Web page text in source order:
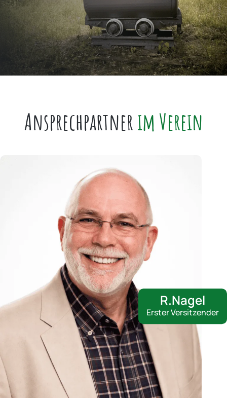
Ansprechpartnerim Verein
R.Nagel
Erster Versitzender